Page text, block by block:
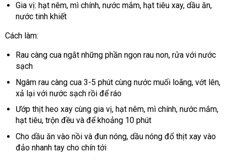
Gia vị: hạt nêm, mì chính, nước mắm, hạt tiêu xay, dầu ăn,
nước tinh khiết
Cách làm:
Rau càng cua ngắt những phần ngọn rau non, rửa với nước
sạch
Ngâm rau càng cua 3-5 phút cùng nước muối loãng, vớt lên,
xả lại với nước sạch rồi để ráo
Ướp thịt heo xay cùng gia vị, hạt nêm, mì chính, nước mắm,
hạt tiêu, trộn đều và để khoảng 10 phút
Cho dầu ăn vào nồi và đun nóng, dầu nóng đổ thịt xay vào
đảo nhanh tay cho chín tới